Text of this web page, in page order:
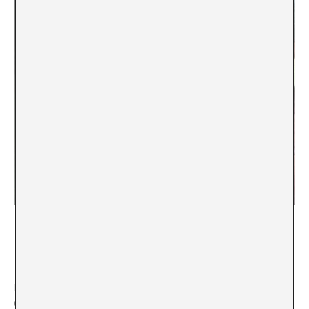
Las imágenes de Abargil se compararon mucho con las
de otra opresora viral, Lynndie England, igualmente